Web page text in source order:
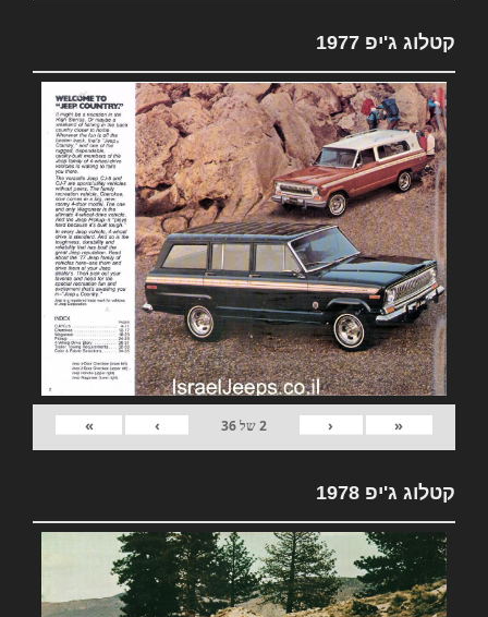
קטלוג ג'יפ 1977
«
‹
2של36
›
»
קטלוג ג'יפ 1978